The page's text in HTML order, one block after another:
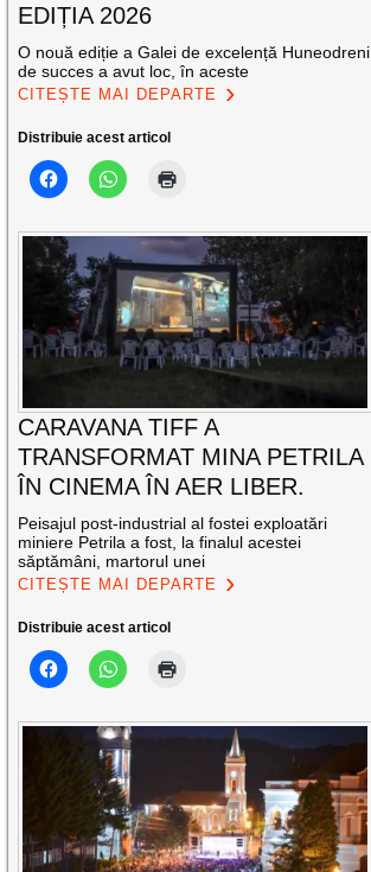
EDIȚIA 2026
O nouă ediție a Galei de excelență Huneodreni
de succes a avut loc, în aceste
CITEȘTE MAI DEPARTE
Distribuie acest articol
CARAVANA TIFF A
TRANSFORMAT MINA PETRILA
ÎN CINEMA ÎN AER LIBER.
Peisajul post-industrial al fostei exploatări
miniere Petrila a fost, la finalul acestei
săptămâni, martorul unei
CITEȘTE MAI DEPARTE
Distribuie acest articol